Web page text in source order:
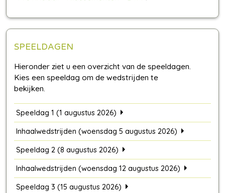
SPEELDAGEN
Speeldag 1 (1 augustus 2026)
Inhaalwedstrijden (woensdag 5 augustus 2026)
Speeldag 2 (8 augustus 2026)
Inhaalwedstrijden (woensdag 12 augustus 2026)
Speeldag 3 (15 augustus 2026)